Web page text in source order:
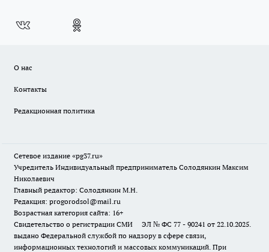
О нас
Контакты
Редакционная политика
Сетевое издание «pg37.ru»
Учредитель Индивидуальный предприниматель Солодянкин Максим
Николаевич
Главный редактор: Солодянкин М.Н.
Редакция: progorodsol@mail.ru
Возрастная категория сайта: 16+
Свидетельство о регистрации СМИ ЭЛ № ФС 77 - 90241 от 22.10.2025.
выдано Федеральной службой по надзору в сфере связи,
информационных технологий и массовых коммуникаций. При